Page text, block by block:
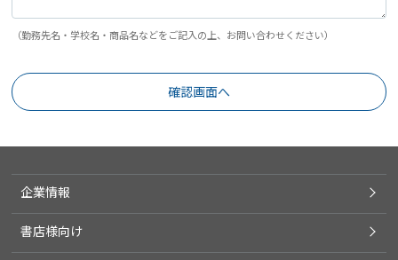
（勤務先名・学校名・商品名などをご記入の上、お問い合わせください）
企業情報
書店様向け